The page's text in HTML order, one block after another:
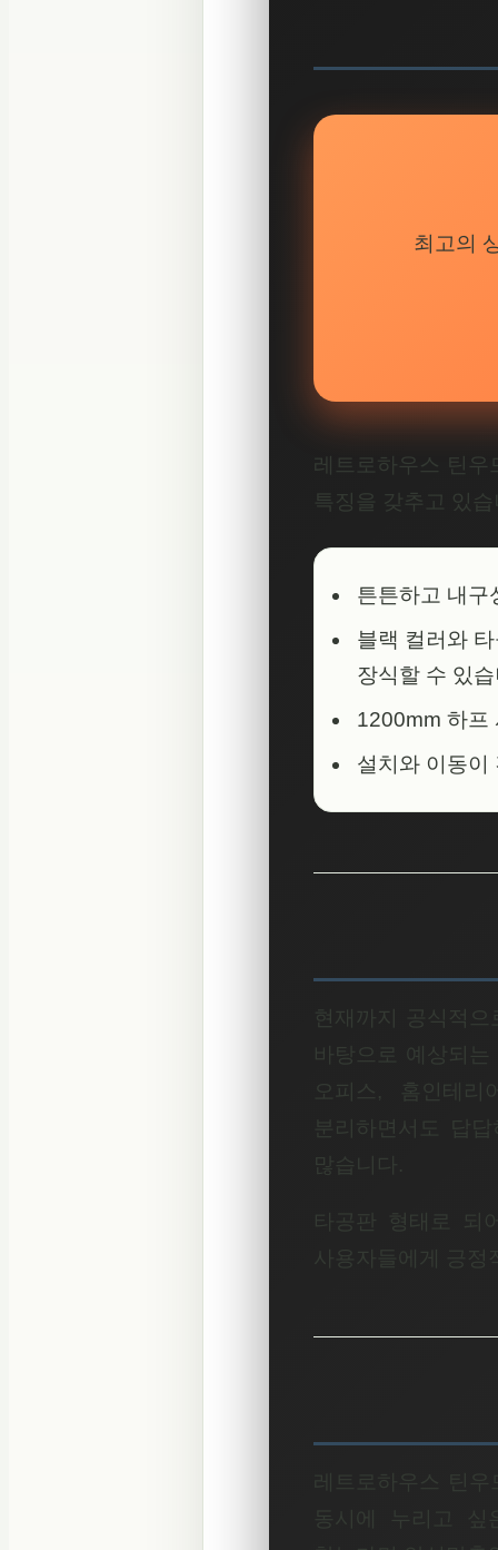
최고의
레트로하우스 틴
특징을 갖추고 있
튼튼하고 내구
블랙 컬러와
장식할 수 있
1200mm 하프
설치와 이동이
현재까지 공식적
바탕으로 예상되
오피스, 홈인테
분리하면서도 답
많습니다.
타공판 형태로
사용자들에게 긍정
레트로하우스 틴
동시에 누리고